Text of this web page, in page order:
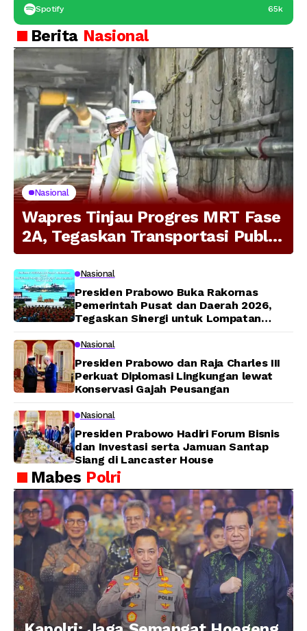
Spotify 65k
Berita Nasional
Nasional
Wapres Tinjau Progres MRT Fase
2A, Tegaskan Transportasi Publik
Modern Jadi Prioritas Nasional
Nasional
Presiden Prabowo Buka Rakornas
Pemerintah Pusat dan Daerah 2026,
Tegaskan Sinergi untuk Lompatan
Nasional
Presiden Prabowo dan Raja Charles III
Perkuat Diplomasi Lingkungan lewat
Konservasi Gajah Peusangan
Nasional
Presiden Prabowo Hadiri Forum Bisnis
dan Investasi serta Jamuan Santap
Siang di Lancaster House
Mabes Polri